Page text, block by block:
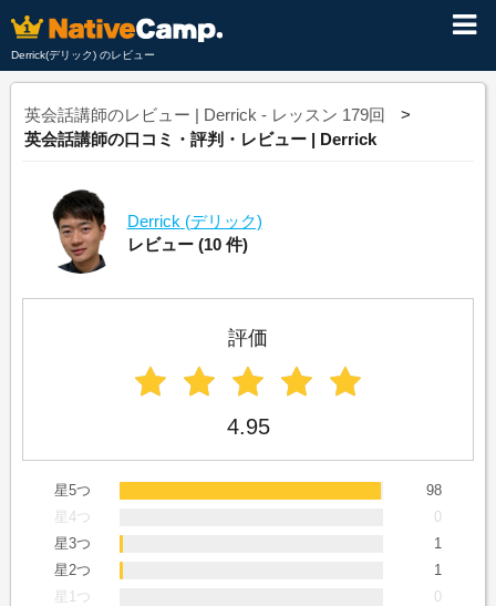
Derrick(デリック) のレビュー
英会話講師のレビュー | Derrick - レッスン 179回
英会話講師の口コミ・評判・レビュー | Derrick
Derrick (デリック)
レビュー (10 件)
評価
4.95
星5つ
98
星4つ
0
星3つ
1
星2つ
1
星1つ
0